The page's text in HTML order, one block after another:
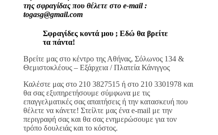
της σφραγίδας που θέλετε στο e-mail :
togasg@gmail.com
Σφραγίδες κοντά μου ; Εδώ θα βρείτε
τα πάντα!
Βρείτε μας στο κέντρο της Αθήνας, Σόλωνος 134 &
Θεμιστοκλέους – Εξάρχεια / Πλατεία Κάνιγγος
Καλέστε μας στο 210 3827515 ή στο 210 3301978 και
θα σας εξυπηρετήσουμε σύμφωνα με τις
επαγγελματικές σας απαιτήσεις ή την κατασκευή που
θέλετε να κάνετε! Στείλτε μας ένα e-mail με την
περιγραφή σας και θα σας ενημερώσουμε για τον
τρόπο δουλειάς και το κόστος.